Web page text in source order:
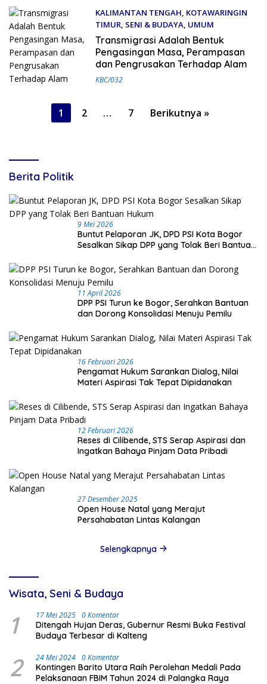
KALIMANTAN TENGAH, KOTAWARINGIN
TIMUR, SENI & BUDAYA, UMUM
20 Juli 2025
Transmigrasi Adalah Bentuk
Pengasingan Masa, Perampasan
dan Pengrusakan Terhadap Alam
KBC/032
Paginasi
1 2 … 7 Berikutnya »
Berita Politik
9 Mei 2026
Buntut Pelaporan JK, DPD PSI Kota Bogor
Sesalkan Sikap DPP yang Tolak Beri Bantuan
11 April 2026
DPP PSI Turun ke Bogor, Serahkan Bantuan
dan Dorong Konsolidasi Menuju Pemilu
16 Februari 2026
Pengamat Hukum Sarankan Dialog, Nilai
Materi Aspirasi Tak Tepat Dipidanakan
12 Februari 2026
Reses di Cilibende, STS Serap Aspirasi dan
Ingatkan Bahaya Pinjam Data Pribadi
27 Desember 2025
Open House Natal yang Merajut
Persahabatan Lintas Kalangan
Selengkapnya
Wisata, Seni & Budaya
1 17 Mei 2025 0 Komentar
Ditengah Hujan Deras, Gubernur Resmi Buka Festival
Budaya Terbesar di Kalteng
2 24 Mei 2024 0 Komentar
Kontingen Barito Utara Raih Perolehan Medali Pada
Pelaksanaan FBIM Tahun 2024 di Palangka Raya